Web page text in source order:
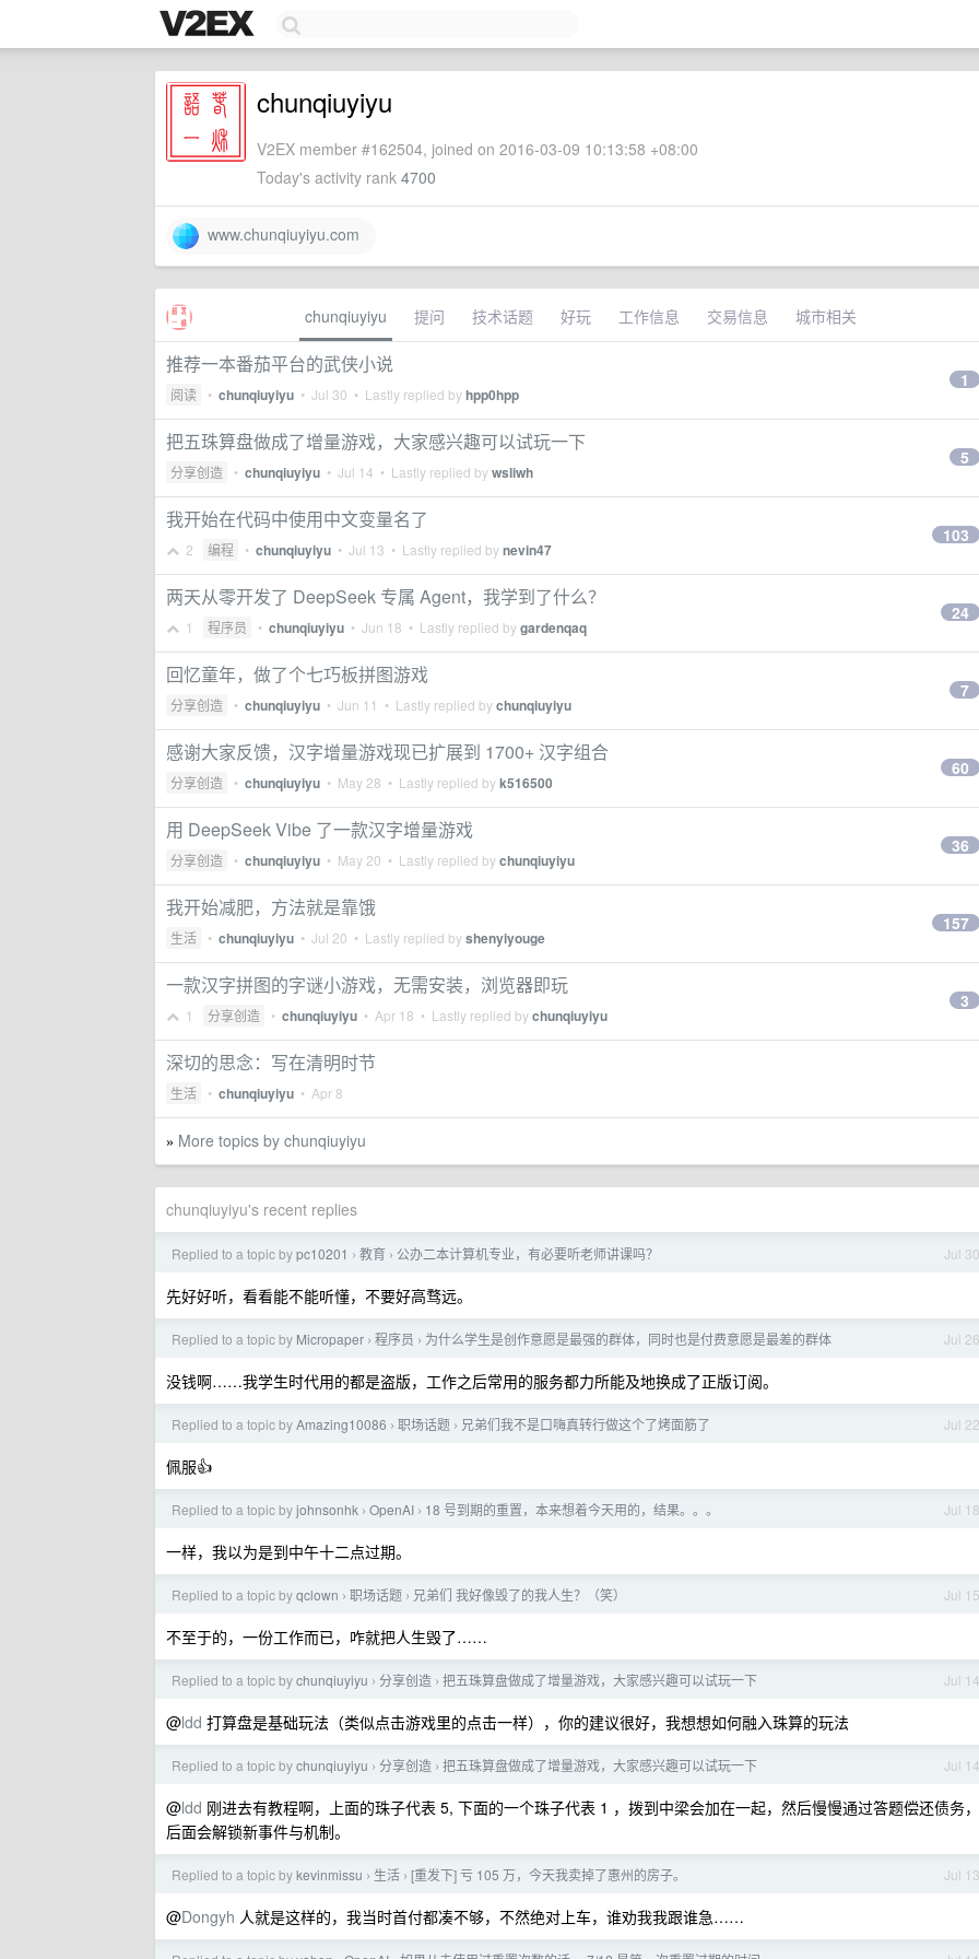
chunqiuyiyu
V2EX member #162504, joined on 2016-03-09 10:13:58 +08:00
Today's activity rank 4700
www.chunqiuyiyu.com
chunqiuyiyu 提问 技术话题 好玩 工作信息 交易信息 城市相关
推荐一本番茄平台的武侠小说
阅读 • chunqiuyiyu • Jul 30 • Lastly replied byhpp0hpp
1
把五珠算盘做成了增量游戏，大家感兴趣可以试玩一下
分享创造 • chunqiuyiyu • Jul 14 • Lastly replied bywsliwh
5
我开始在代码中使用中文变量名了
2 编程 • chunqiuyiyu • Jul 13 • Lastly replied bynevin47
103
两天从零开发了 DeepSeek 专属 Agent，我学到了什么？
1 程序员 • chunqiuyiyu • Jun 18 • Lastly replied bygardenqaq
24
回忆童年，做了个七巧板拼图游戏
分享创造 • chunqiuyiyu • Jun 11 • Lastly replied bychunqiuyiyu
7
感谢大家反馈，汉字增量游戏现已扩展到 1700+ 汉字组合
分享创造 • chunqiuyiyu • May 28 • Lastly replied byk516500
60
用 DeepSeek Vibe 了一款汉字增量游戏
分享创造 • chunqiuyiyu • May 20 • Lastly replied bychunqiuyiyu
36
我开始减肥，方法就是靠饿
生活 • chunqiuyiyu • Jul 20 • Lastly replied byshenyiyouge
157
一款汉字拼图的字谜小游戏，无需安装，浏览器即玩
1 分享创造 • chunqiuyiyu • Apr 18 • Lastly replied bychunqiuyiyu
3
深切的思念：写在清明时节
生活 • chunqiuyiyu • Apr 8
» More topics by chunqiuyiyu
chunqiuyiyu's recent replies
Jul 30
Replied to a topic bypc10201 › 教育 › 公办二本计算机专业，有必要听老师讲课吗？
先好好听，看看能不能听懂，不要好高骛远。
Jul 26
Replied to a topic by Micropaper › 程序员 › 为什么学生是创作意愿是最强的群体，同时也是付费意愿是最差的群体
没钱啊……我学生时代用的都是盗版，工作之后常用的服务都力所能及地换成了正版订阅。
Jul 22
Replied to a topic byAmazing10086 › 职场话题 › 兄弟们我不是口嗨真转行做这个了烤面筋了
佩服👍
Jul 18
Replied to a topic byjohnsonhk › OpenAI › 18 号到期的重置，本来想着今天用的，结果。。。
一样，我以为是到中午十二点过期。
Jul 15
Replied to a topic byqclown › 职场话题 › 兄弟们 我好像毁了的我人生？（笑）
不至于的，一份工作而已，咋就把人生毁了……
Jul 14
Replied to a topic bychunqiuyiyu › 分享创造 › 把五珠算盘做成了增量游戏，大家感兴趣可以试玩一下
@ldd 打算盘是基础玩法（类似点击游戏里的点击一样），你的建议很好，我想想如何融入珠算的玩法
Jul 14
Replied to a topic bychunqiuyiyu › 分享创造 › 把五珠算盘做成了增量游戏，大家感兴趣可以试玩一下
@ldd 刚进去有教程啊，上面的珠子代表 5, 下面的一个珠子代表 1 ，拨到中梁会加在一起，然后慢慢通过答题偿还债务，
后面会解锁新事件与机制。
Jul 13
Replied to a topic bykevinmissu › 生活 › [重发下] 亏 105 万，今天我卖掉了惠州的房子。
@Dongyh 人就是这样的，我当时首付都凑不够，不然绝对上车，谁劝我我跟谁急……